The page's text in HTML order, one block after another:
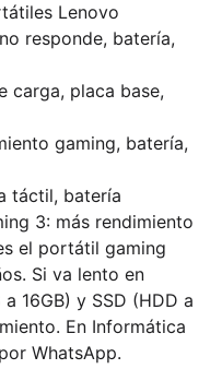
Lenovo
responde, batería,
carga, placa base,
gaming, batería,
táctil, batería
3: más rendimiento
el portátil gaming
Si va lento en
16GB) y SSD (HDD a
En Informática
WhatsApp.